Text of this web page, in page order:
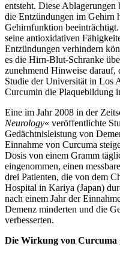
entsteht. Diese Ablagerungen
die Entzündungen im Gehirn
Gehirnfunktion
seine antioxidativen
Entzündungen verhindern
es die Hirn-Blut-Schranke
zunehmend Hinweise darauf,
Studie der Universität in Los
Curcumin die Plaquebildung
Eine im Jahr 2008 in der
Neurology« veröffentlichte
Gedächtnisleistung von
Einnahme von Curcuma
Dosis von einem Gramm
eingenommen, einen
drei Patienten, die von dem
Hospital in Kariya (Japan)
nach einem Jahr der
Demenz minderten und die
verbesserten.
Die Wirkung von Curcuma